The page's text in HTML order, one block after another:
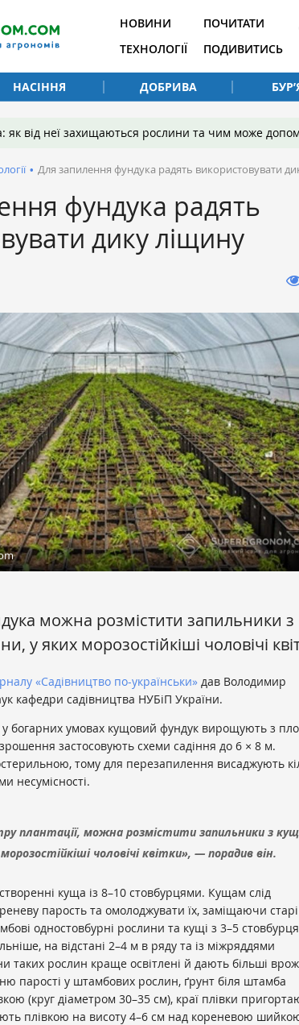
НОВИНИ
ТЕХНОЛОГІЇ
ПОЧИТАТИ
ПОДИВИТИСЬ
НАСІННЯ ДОБРИВА
як від неї захищаються рослини та чим може
• Для запилення фундука радять використовувати
фундука радять
дику ліщину
можна розмістити запильники з
у яких морозостійкіші чоловічі
«Садівництво по-українськи» дав Володимир
кафедри садівництва НУБіП України.
у богарних умовах кущовий фундук вирощують з
застосовують схеми садіння до 6 × 8 м.
тому для перезапилення висаджують
несумісності.
плантації, можна розмістити запильники з
чоловічі квітки», — порадив він.
куща із 8–10 стовбурцями. Кущам слід
парость та омолоджувати їх, заміщаючи старі
одностовбурні рослини та кущі з 3–5
на відстані 2–4 м в ряду та із міжряддями
рослин краще освітлені й дають більші
парості у штамбових рослин, ґрунт біля штамба
(круг діаметром 30–35 см), краї плівки
плівкою на висоту 4–6 см над кореневою